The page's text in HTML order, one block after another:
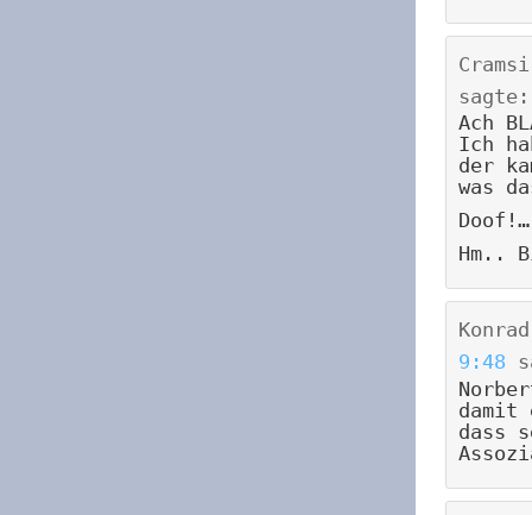
Cramsi
sagte:
Ach
Ich
der
was
Hm..
9:48
damit
dass